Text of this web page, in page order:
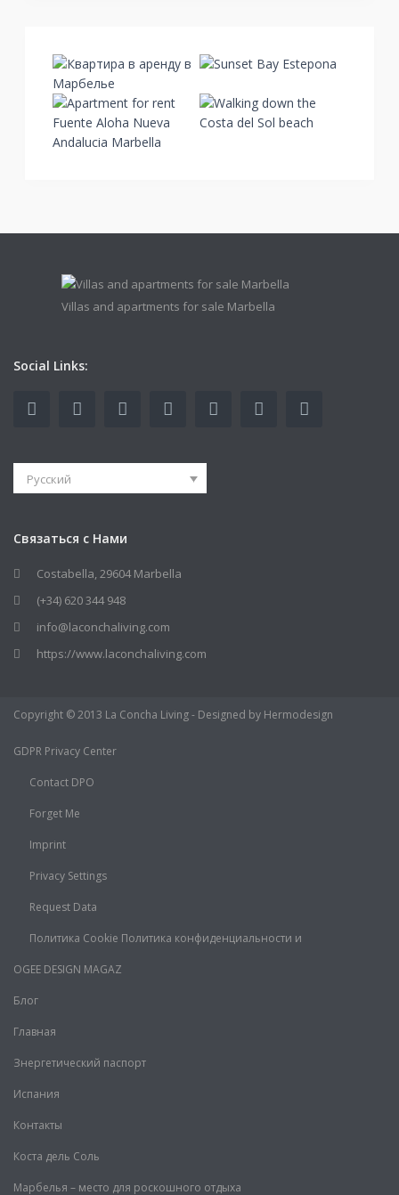
Villas and apartments for sale Marbella
Social Links:
Русский
Связаться с Нами
Costabella, 29604 Marbella
(+34) 620 344 948
info@laconchaliving.com
https://www.laconchaliving.com
Copyright © 2013 La Concha Living - Designed by Hermodesign
GDPR Privacy Center
Contact DPO
Forget Me
Imprint
Privacy Settings
Request Data
Политика Cookie Политика конфиденциальности и
OGEE DESIGN MAGAZ
Блог
Главная
Знергетический паспорт
Испания
Контакты
Коста дель Соль
Марбелья – место для роскошного отдыха